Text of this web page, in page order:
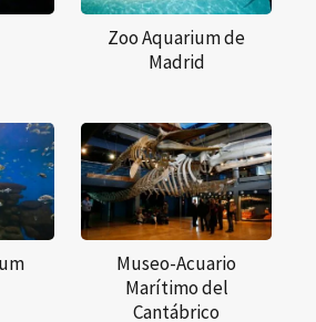
Zoo Aquarium de
Madrid
Museo-Acuario
Marítimo del
Cantábrico